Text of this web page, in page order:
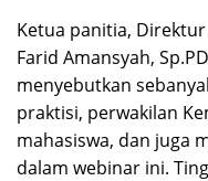
Ketua panitia,
Farid Amansyah,
menyebutkan
praktisi, perwakilan
mahasiswa, dan juga
dalam webinar ini.